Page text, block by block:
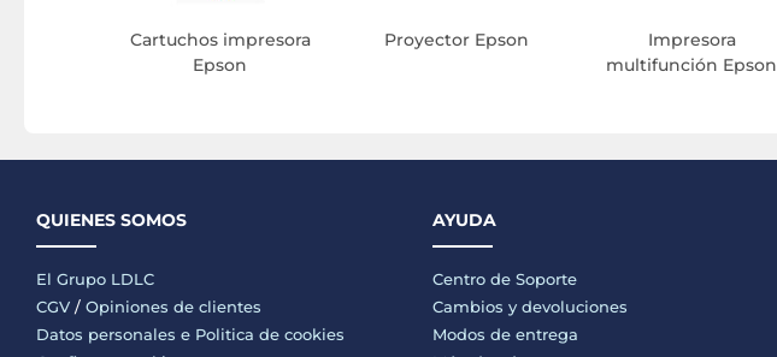
Cartuchos impresora
Epson
Proyector Epson
Impresora
multifunción Epson
QUIENES SOMOS
El Grupo LDLC
CGV / Opiniones de clientes
Datos personales e Politica de cookies
AYUDA
Centro de Soporte
Cambios y devoluciones
Modos de entrega